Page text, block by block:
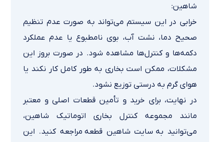
شاهین:
خرابی در این سیستم می‌تواند به صورت عدم تنظیم
صحیح دما، نشت آب، بوی نامطبوع یا عدم عملکرد
دکمه‌ها و کنترل‌ها مشاهده شود. در صورت بروز این
مشکلات، ممکن است بخاری به طور کامل کار نکند یا
هوای گرم به درستی توزیع نشود.
در نهایت، برای خرید و تأمین قطعات اصلی و معتبر
مانند مجموعه كنترل بخاري اتوماتیك شاهین،
می‌توانید به سایت شاهین قطعهمراجعه کنید. این